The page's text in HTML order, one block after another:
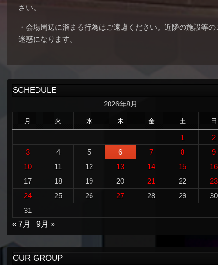
さい。
・会場周辺に溜まる行為はご遠慮ください。近隣の施設等の
迷惑になります。
SCHEDULE
2026年8月
月 火 水 木 金 土 日
1
2
3
4 5 6 7 8
9
10
11 12 13 14 15
16
17
18 19 20 21 22
23
24
25 26 27 28 29
30
31
« 7月
9月 »
OUR GROUP